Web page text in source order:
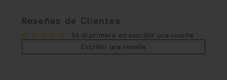
Reseñas de Clientes
Sé el primero en escribir una reseña
Escribir una reseña